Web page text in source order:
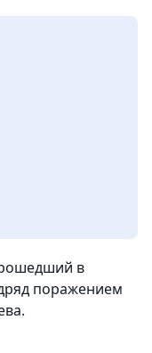
в
поражением